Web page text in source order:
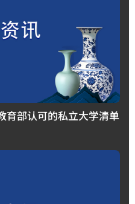
育部认可的私立大学清单